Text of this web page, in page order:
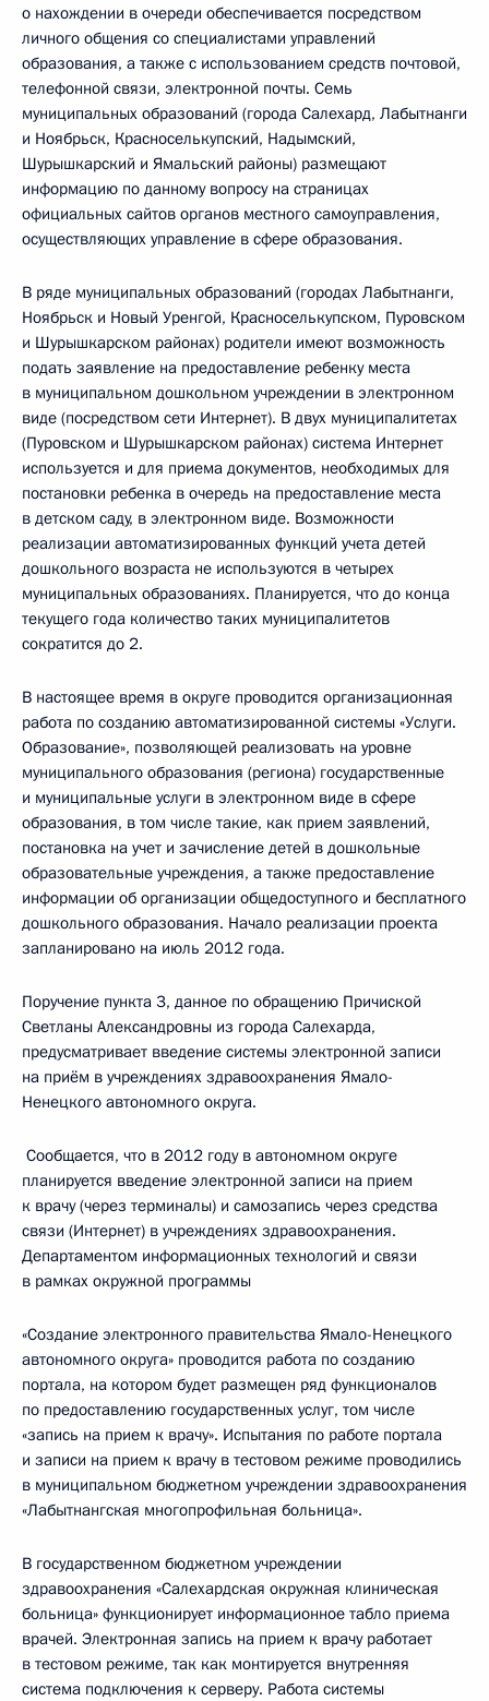
о нахождении в очереди обеспечивается посредством
личного общения со специалистами управлений
образования, а также с использованием средств почтовой,
телефонной связи, электронной почты. Семь
муниципальных образований (города Салехард, Лабытнанги
и Ноябрьск, Красноселькупский, Надымский,
Шурышкарский и Ямальский районы) размещают
информацию по данному вопросу на страницах
официальных сайтов органов местного самоуправления,
осуществляющих управление в сфере образования.
В ряде муниципальных образований (городах Лабытнанги,
Ноябрьск и Новый Уренгой, Красноселькупском, Пуровском
и Шурышкарском районах) родители имеют возможность
подать заявление на предоставление ребенку места
в муниципальном дошкольном учреждении в электронном
виде (посредством сети Интернет). В двух муниципалитетах
(Пуровском и Шурышкарском районах) система Интернет
используется и для приема документов, необходимых для
постановки ребенка в очередь на предоставление места
в детском саду, в электронном виде. Возможности
реализации автоматизированных функций учета детей
дошкольного возраста не используются в четырех
муниципальных образованиях. Планируется, что до конца
текущего года количество таких муниципалитетов
сократится до 2.
В настоящее время в округе проводится организационная
работа по созданию автоматизированной системы «Услуги.
Образование», позволяющей реализовать на уровне
муниципального образования (региона) государственные
и муниципальные услуги в электронном виде в сфере
образования, в том числе такие, как прием заявлений,
постановка на учет и зачисление детей в дошкольные
образовательные учреждения, а также предоставление
информации об организации общедоступного и бесплатного
дошкольного образования. Начало реализации проекта
запланировано на июль 2012 года.
Поручение пункта 3, данное по обращению Причиской
Светланы Александровны из города Салехарда,
предусматривает введение системы электронной записи
на приём в учреждениях здравоохранения Ямало-
Ненецкого автономного округа.
Сообщается, что в 2012 году в автономном округе
планируется введение электронной записи на прием
к врачу (через терминалы) и самозапись через средства
связи (Интернет) в учреждениях здравоохранения.
Департаментом информационных технологий и связи
в рамках окружной программы
«Создание электронного правительства Ямало-Ненецкого
автономного округа» проводится работа по созданию
портала, на котором будет размещен ряд функционалов
по предоставлению государственных услуг, том числе
«запись на прием к врачу». Испытания по работе портала
и записи на прием к врачу в тестовом режиме проводились
в муниципальном бюджетном учреждении здравоохранения
«Лабытнангская многопрофильная больница».
В государственном бюджетном учреждении
здравоохранения «Салехардская окружная клиническая
больница» функционирует информационное табло приема
врачей. Электронная запись на прием к врачу работает
в тестовом режиме, так как монтируется внутренняя
система подключения к серверу. Работа системы